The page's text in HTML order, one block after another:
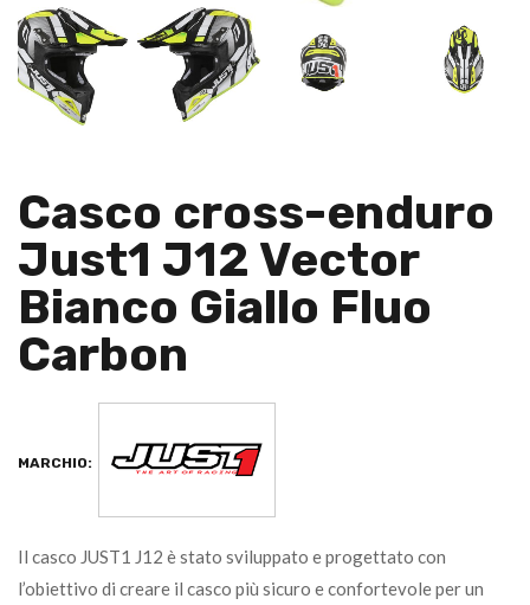
Casco cross-enduro
Just1 J12 Vector
Bianco Giallo Fluo
Carbon
MARCHIO:
Il casco JUST1 J12 è stato sviluppato e progettato con
l’obiettivo di creare il casco più sicuro e confortevole per un